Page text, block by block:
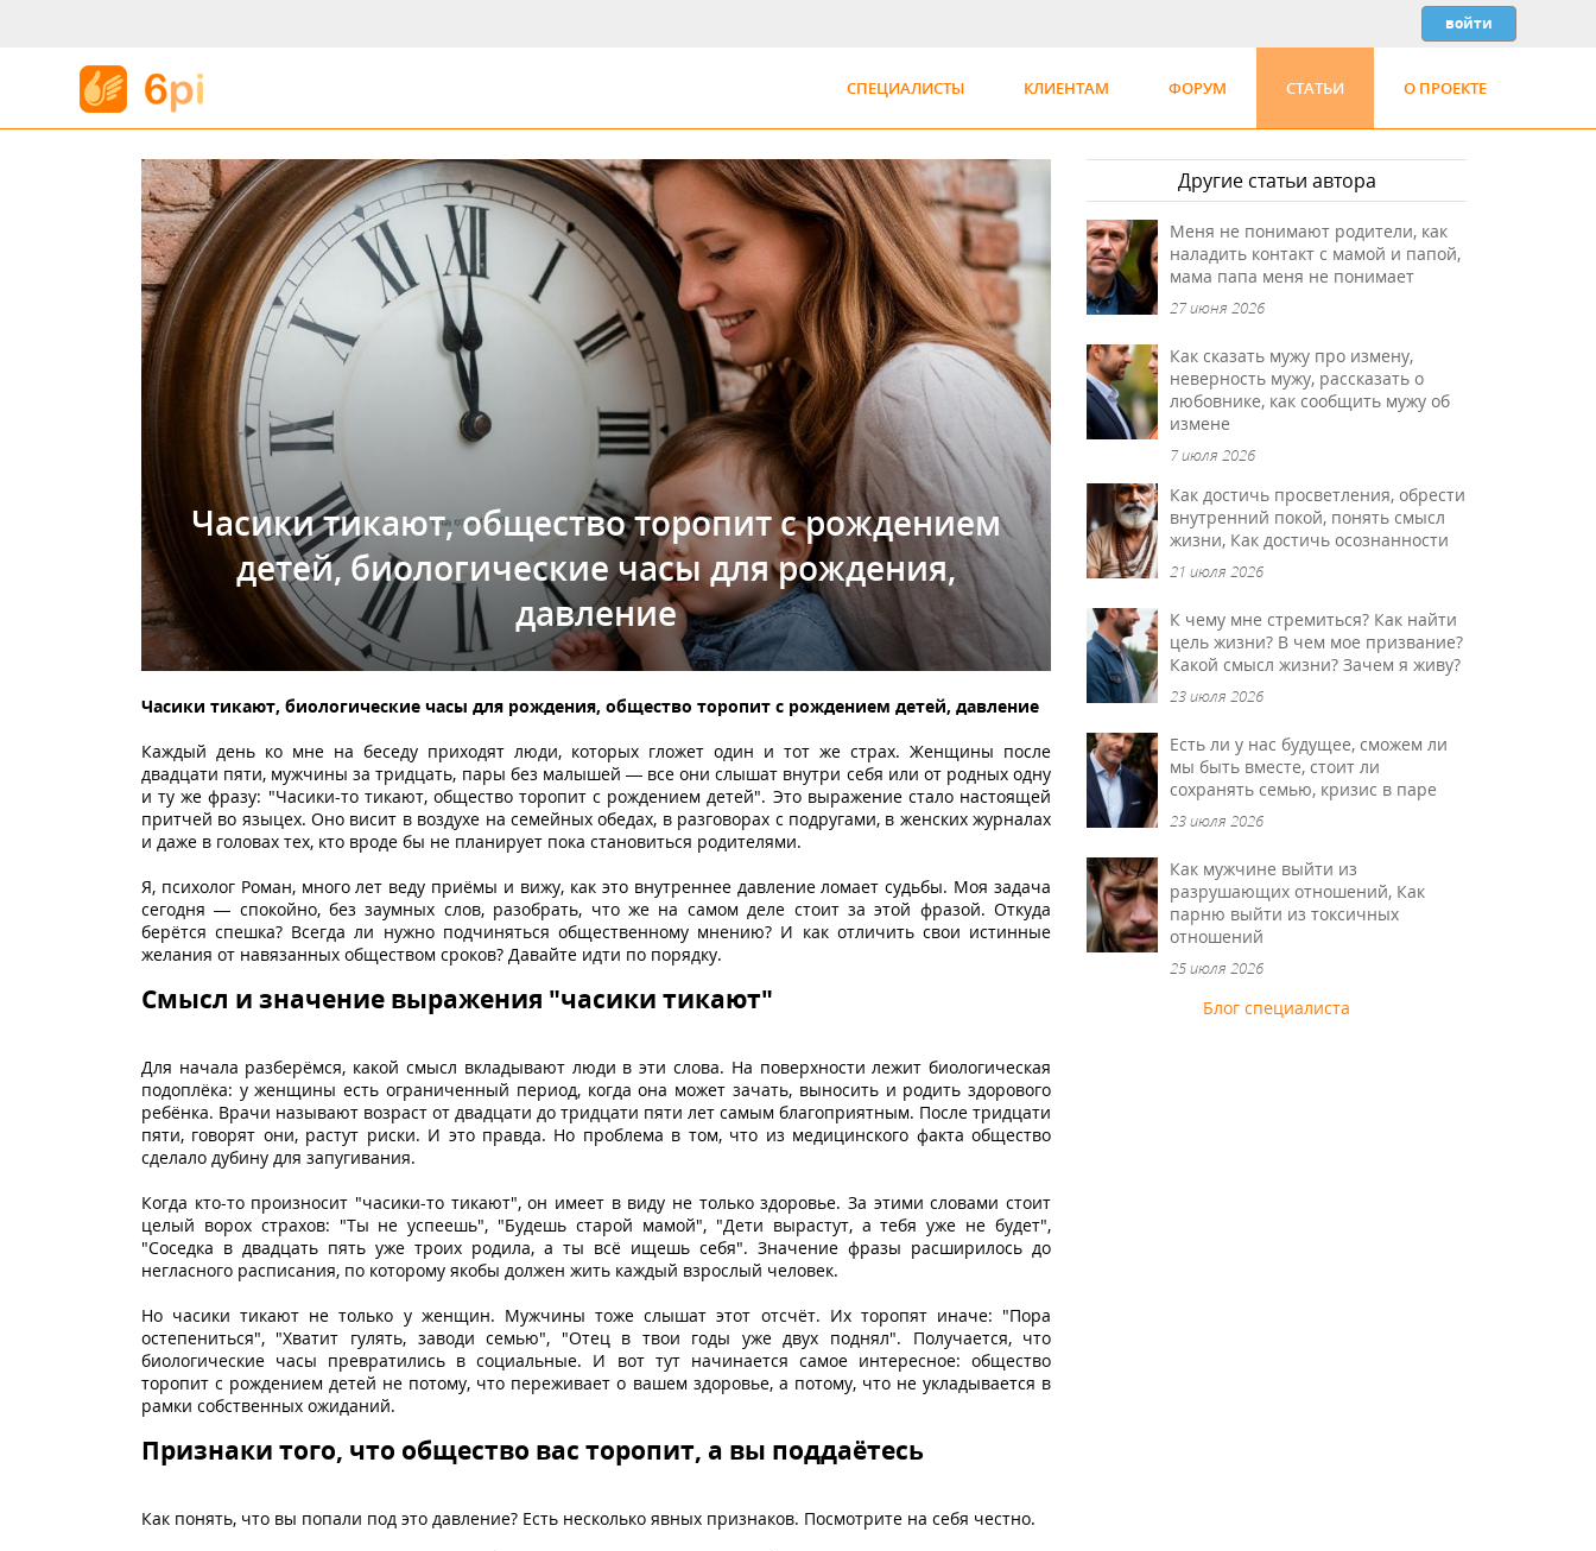
СПЕЦИАЛИСТЫ КЛИЕНТАМ ФОРУМ СТАТЬИ О ПРОЕКТЕ
Часики тикают, общество торопит с рождением
детей, биологические часы для рождения,
давление
Часики тикают, биологические часы для рождения, общество торопит с рождением детей, давление
Каждый день ко мне на беседу приходят люди, которых гложет один и тот же страх. Женщины после
двадцати пяти, мужчины за тридцать, пары без малышей — все они слышат внутри себя или от родных одну
и ту же фразу: "Часики-то тикают, общество торопит с рождением детей". Это выражение стало настоящей
притчей во языцех. Оно висит в воздухе на семейных обедах, в разговорах с подругами, в женских журналах
и даже в головах тех, кто вроде бы не планирует пока становиться родителями.
Я, психолог Роман, много лет веду приёмы и вижу, как это внутреннее давление ломает судьбы. Моя задача
сегодня — спокойно, без заумных слов, разобрать, что же на самом деле стоит за этой фразой. Откуда
берётся спешка? Всегда ли нужно подчиняться общественному мнению? И как отличить свои истинные
желания от навязанных обществом сроков? Давайте идти по порядку.
Смысл и значение выражения "часики тикают"
Для начала разберёмся, какой смысл вкладывают люди в эти слова. На поверхности лежит биологическая
подоплёка: у женщины есть ограниченный период, когда она может зачать, выносить и родить здорового
ребёнка. Врачи называют возраст от двадцати до тридцати пяти лет самым благоприятным. После тридцати
пяти, говорят они, растут риски. И это правда. Но проблема в том, что из медицинского факта общество
сделало дубину для запугивания.
Когда кто-то произносит "часики-то тикают", он имеет в виду не только здоровье. За этими словами стоит
целый ворох страхов: "Ты не успеешь", "Будешь старой мамой", "Дети вырастут, а тебя уже не будет",
"Соседка в двадцать пять уже троих родила, а ты всё ищешь себя". Значение фразы расширилось до
негласного расписания, по которому якобы должен жить каждый взрослый человек.
Но часики тикают не только у женщин. Мужчины тоже слышат этот отсчёт. Их торопят иначе: "Пора
остепениться", "Хватит гулять, заводи семью", "Отец в твои годы уже двух поднял". Получается, что
биологические часы превратились в социальные. И вот тут начинается самое интересное: общество
торопит с рождением детей не потому, что переживает о вашем здоровье, а потому, что не укладывается в
рамки собственных ожиданий.
Признаки того, что общество вас торопит, а вы поддаётесь
Как понять, что вы попали под это давление? Есть несколько явных признаков. Посмотрите на себя честно.
Другие статьи автора
Меня не понимают родители, как
наладить контакт с мамой и папой,
мама папа меня не понимает
27 июня 2026
Как сказать мужу про измену,
неверность мужу, рассказать о
любовнике, как сообщить мужу об
измене
7 июля 2026
Как достичь просветления, обрести
внутренний покой, понять смысл
жизни, Как достичь осознанности
21 июля 2026
К чему мне стремиться? Как найти
цель жизни? В чем мое призвание?
Какой смысл жизни? Зачем я живу?
23 июля 2026
Есть ли у нас будущее, сможем ли
мы быть вместе, стоит ли
сохранять семью, кризис в паре
23 июля 2026
Как мужчине выйти из
разрушающих отношений, Как
парню выйти из токсичных
отношений
25 июля 2026
Блог специалиста